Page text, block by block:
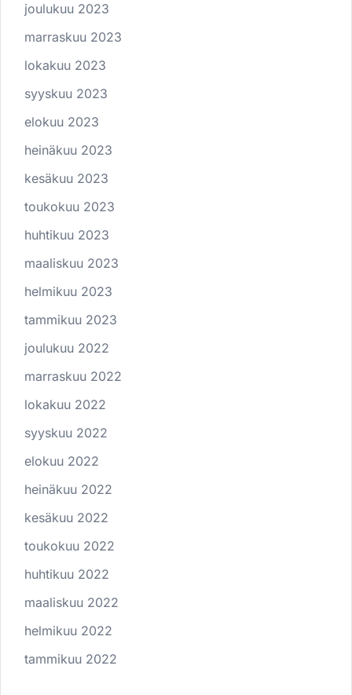
joulukuu 2023
marraskuu 2023
lokakuu 2023
syyskuu 2023
elokuu 2023
heinäkuu 2023
kesäkuu 2023
toukokuu 2023
huhtikuu 2023
maaliskuu 2023
helmikuu 2023
tammikuu 2023
joulukuu 2022
marraskuu 2022
lokakuu 2022
syyskuu 2022
elokuu 2022
heinäkuu 2022
kesäkuu 2022
toukokuu 2022
huhtikuu 2022
maaliskuu 2022
helmikuu 2022
tammikuu 2022